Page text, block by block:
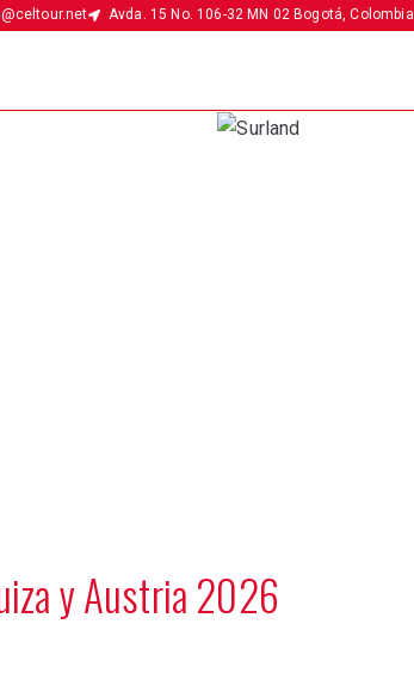
Avda. 15 No. 106-32 MN 02 Bogotá, Colombia
y Austria 2026